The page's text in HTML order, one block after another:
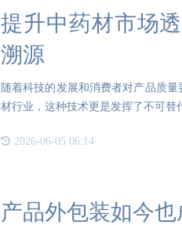
提升中药材市场
溯源
随着科技的发展和消费者对产品质
材行业，这种技术更是发挥了不可替
2026-06-05 06:14
产品外包装如今